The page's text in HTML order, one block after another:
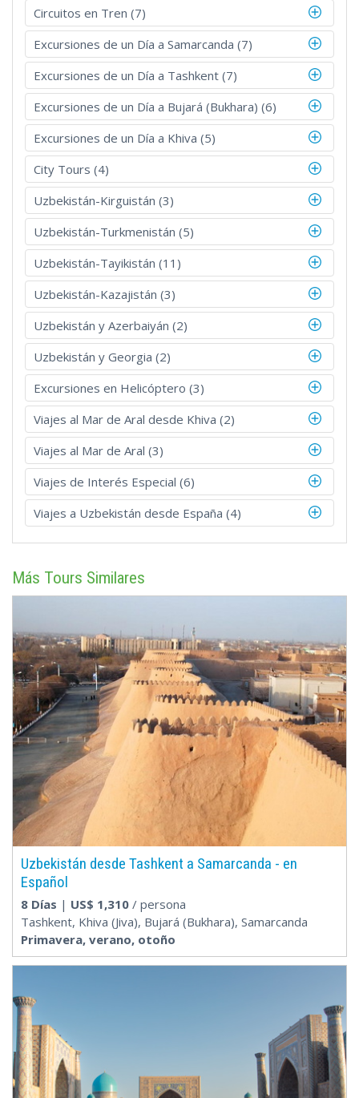
Circuitos en Tren (7)
Excursiones de un Día a Samarcanda (7)
Excursiones de un Día a Tashkent (7)
Excursiones de un Día a Bujará (Bukhara) (6)
Excursiones de un Día a Khiva (5)
City Tours (4)
Uzbekistán-Kirguistán (3)
Uzbekistán-Turkmenistán (5)
Uzbekistán-Tayikistán (11)
Uzbekistán-Kazajistán (3)
Uzbekistán y Azerbaiyán (2)
Uzbekistán y Georgia (2)
Excursiones en Helicóptero (3)
Viajes al Mar de Aral desde Khiva (2)
Viajes al Mar de Aral (3)
Viajes de Interés Especial (6)
Viajes a Uzbekistán desde España (4)
Más Tours Similares
Uzbekistán desde Tashkent a Samarcanda - en
Español
8 Días | US$ 1,310 / persona
Tashkent, Khiva (Jiva), Bujará (Bukhara), Samarcanda
Primavera, verano, otoño